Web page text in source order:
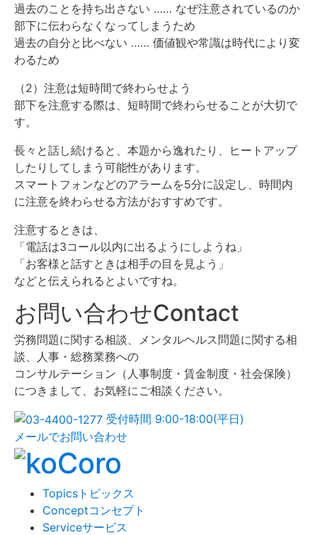
過去のことを持ち出さない …… なぜ注意されているのか
部下に伝わらなくなってしまうため
過去の自分と比べない …… 価値観や常識は時代により変
わるため
（2）注意は短時間で終わらせよう
部下を注意する際は、短時間で終わらせることが大切で
す。
長々と話し続けると、本題から逸れたり、ヒートアップ
したりしてしまう可能性があります。
スマートフォンなどのアラームを5分に設定し、時間内
に注意を終わらせる方法がおすすめです。
注意するときは、
「電話は3コール以内に出るようにしようね」
「お客様と話すときは相手の目を見よう」
などと伝えられるとよいですね。
お問い合わせContact
労務問題に関する相談、メンタルヘルス問題に関する相
談、人事・総務業務への
コンサルテーション（人事制度・賃金制度・社会保険）
につきまして、お気軽にご相談ください。
受付時間 9:00-18:00(平日)
メールでお問い合わせ
Topics トピックス
Conceptコンセプト
Serviceサービス